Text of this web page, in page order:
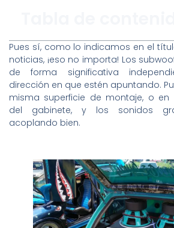
Pues sí, como lo indicamos en el
noticias, ¡eso no importa! Los
de forma significativa
dirección en que estén apuntando.
misma superficie de montaje, o en
del gabinete, y los sonidos
acoplando bien.